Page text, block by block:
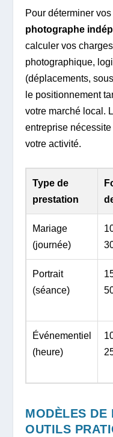
Pour déterminer
photographe
calculer vos
photographique,
(déplacements,
le positionnement
votre marché local.
entreprise nécessite
votre activité.
Type de
prestation
Mariage
(journée)
Portrait
(séance)
Événementiel
(heure)
MODÈLES DE
OUTILS